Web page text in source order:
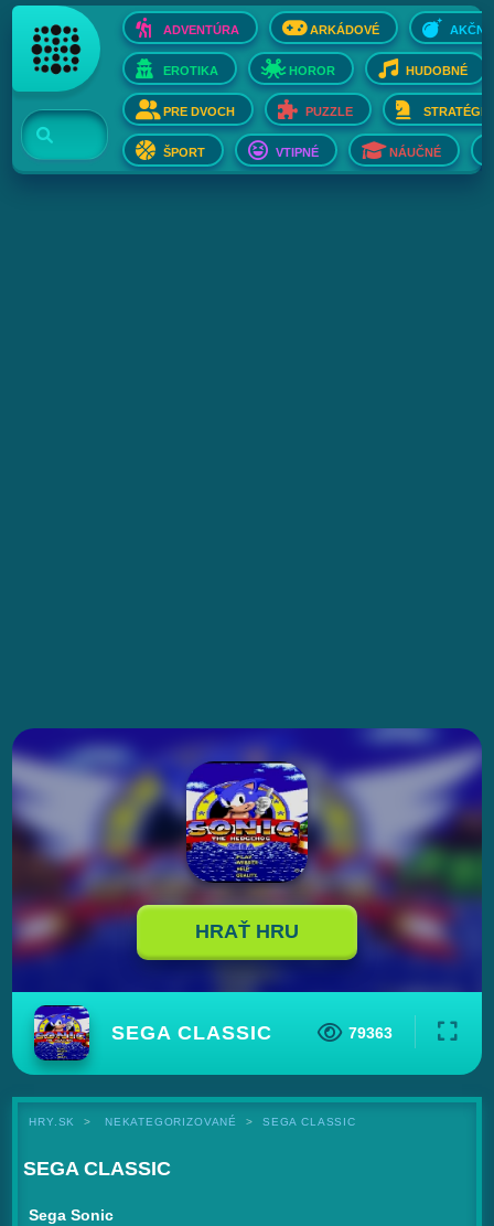
ADVENTÚRA ARKÁDOVÉ AKČNÉ
EROTIKA HOROR HUDOBNÉ
PRE DVOCH PUZZLE STRATÉGIE
ŠPORT VTIPNÉ NÁUČNÉ
HRAŤ HRU
SEGA CLASSIC 79363
HRY.SK NEKATEGORIZOVANÉ SEGA CLASSIC
SEGA CLASSIC
Sega Sonic